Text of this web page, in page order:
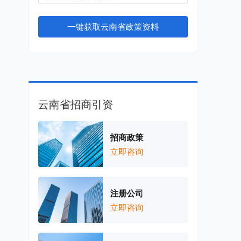
一键获取云南省政策资料
云南省招商引资
招商政策
立即咨询
注册公司
立即咨询